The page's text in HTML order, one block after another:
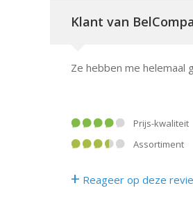
Klant van
Ze hebben me helemaal
Prijs-kwaliteit
Assortiment
+ Reageer op deze